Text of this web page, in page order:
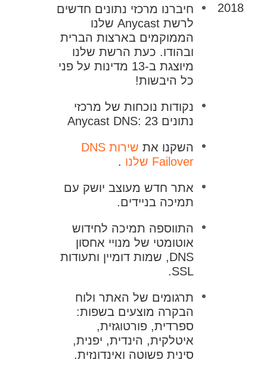
2018
חיברנו מרכזי נתונים חדשים
לרשת Anycast שלנו
הממוקמים בארצות הברית
ובהודו. כעת הרשת שלנו
מיוצגת ב-13 מדינות על פני
כל היבשות!
נקודות נוכחות של מרכזי
נתונים Anycast DNS: 23
השקנו את
שירות DNS
Failover שלנו
.
אתר חדש מעוצב יושק עם
תמיכה בניידים.
התווספה תמיכה לחידוש
אוטומטי של מנויי אחסון
DNS, שמות דומיין ותעודות
SSL.
תרגומים של האתר ולוח
הבקרה מוצעים בשפות:
ספרדית, פורטוגזית,
איטלקית, הינדית, יפנית,
סינית פשוטה ואינדונזית.